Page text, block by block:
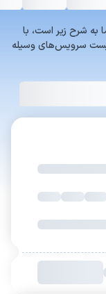
نظر شما به شرح زیر است، با
لیست سرویس‌های وسیله